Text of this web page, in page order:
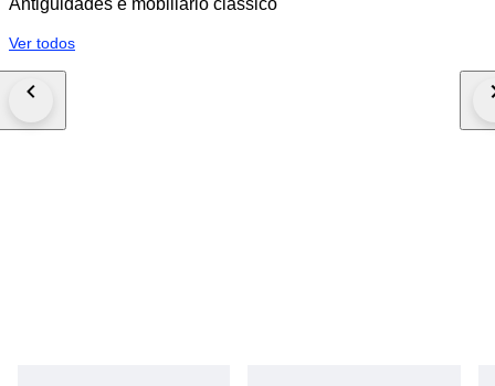
Antiguidades e mobiliário clássico
Ver todos